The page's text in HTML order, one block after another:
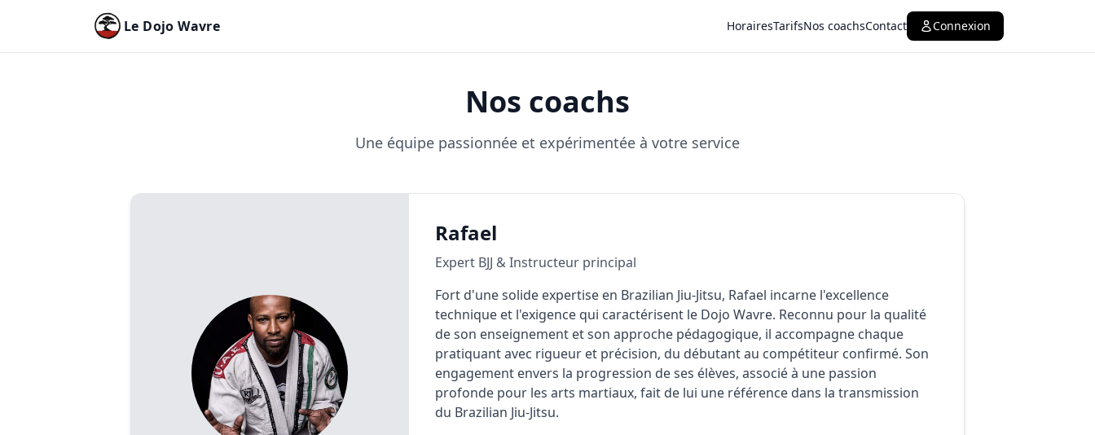
Le Dojo Wavre HorairesTarifsNos coachsContact Connexion
Nos coachs
Une équipe passionnée et expérimentée à votre service
Rafael
Expert BJJ & Instructeur principal
Fort d'une solide expertise en Brazilian Jiu-Jitsu, Rafael incarne l'excellence
technique et l'exigence qui caractérisent le Dojo Wavre. Reconnu pour la qualité
de son enseignement et son approche pédagogique, il accompagne chaque
pratiquant avec rigueur et précision, du débutant au compétiteur confirmé. Son
engagement envers la progression de ses élèves, associé à une passion
profonde pour les arts martiaux, fait de lui une référence dans la transmission
du Brazilian Jiu-Jitsu.